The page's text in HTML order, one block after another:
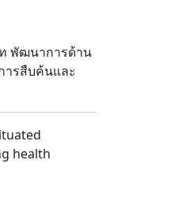
พัฒนาการด้าน
ารสืบค้นและ
health